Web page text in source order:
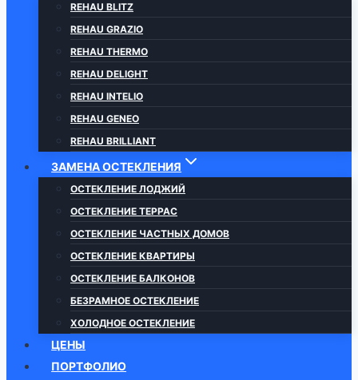
REHAU BLITZ
REHAU GRAZIO
REHAU THERMO
REHAU DELIGHT
REHAU INTELIO
REHAU GENEO
REHAU BRILLIANT
ЗАМЕНА ОСТЕКЛЕНИЯ
ОСТЕКЛЕНИЕ ЛОДЖИЙ
ОСТЕКЛЕНИЕ ТЕРРАС
ОСТЕКЛЕНИЕ ЧАСТНЫХ ДОМОВ
ОСТЕКЛЕНИЕ КВАРТИРЫ
ОСТЕКЛЕНИЕ БАЛКОНОВ
БЕЗРАМНОЕ ОСТЕКЛЕНИЕ
ХОЛОДНОЕ ОСТЕКЛЕНИЕ
ЦЕНЫ
ПОРТФОЛИО